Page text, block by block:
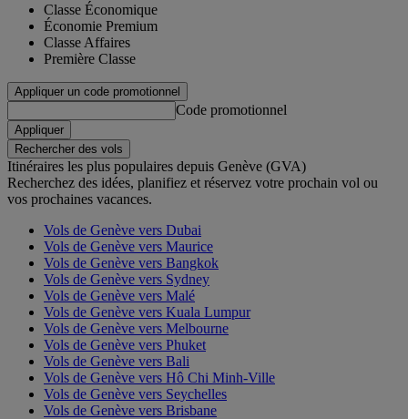
Classe Économique
Économie Premium
Classe Affaires
Première Classe
Appliquer un code promotionnel
Code promotionnel
Appliquer
Rechercher des vols
Itinéraires les plus populaires depuis Genève (GVA)
Recherchez des idées, planifiez et réservez votre prochain vol ou
vos prochaines vacances.
Vols de Genève vers Dubai
Vols de Genève vers Maurice
Vols de Genève vers Bangkok
Vols de Genève vers Sydney
Vols de Genève vers Malé
Vols de Genève vers Kuala Lumpur
Vols de Genève vers Melbourne
Vols de Genève vers Phuket
Vols de Genève vers Bali
Vols de Genève vers Hô Chi Minh-Ville
Vols de Genève vers Seychelles
Vols de Genève vers Brisbane